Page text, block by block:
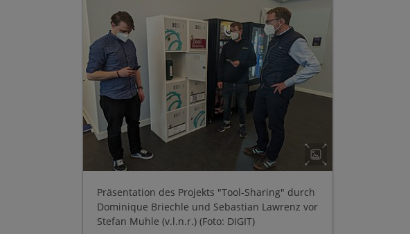
Präsentation des Projekts "Tool-Sharing" durch
Dominique Briechle und Sebastian Lawrenz vor
Stefan Muhle (v.l.n.r.) (Foto: DIGIT)